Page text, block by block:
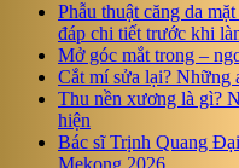
Phẫu thuật căng da
đáp chi tiết trước khi
Mở góc mắt trong –
Cắt mí sửa lại? Những
Thu nền xương là gì?
hiện
Bác sĩ Trịnh Quang